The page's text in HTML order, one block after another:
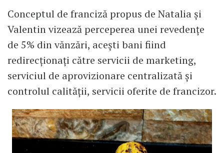
Conceptul de franciză propus de Natalia și
Valentin vizează perceperea unei revedențe
de 5% din vănzări, acești bani fiind
redirecționați către servicii de marketing,
serviciul de aprovizionare centralizată și
controlul calității, servicii oferite de francizor.